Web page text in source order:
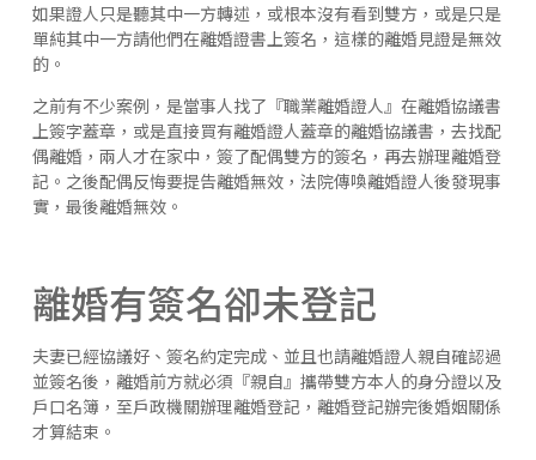
如果證人只是聽其中一方轉述，或根本沒有看到雙方，或是只是
單純其中一方請他們在離婚證書上簽名，這樣的離婚見證是無效
的。
之前有不少案例，是當事人找了『職業離婚證人』在離婚協議書
上簽字蓋章，或是直接買有離婚證人蓋章的離婚協議書，去找配
偶離婚，兩人才在家中，簽了配偶雙方的簽名，再去辦理離婚登
記。之後配偶反悔要提告離婚無效，法院傳喚離婚證人後發現事
實，最後離婚無效。
離婚有簽名卻未登記
夫妻已經協議好、簽名約定完成、並且也請離婚證人親自確認過
並簽名後，離婚前方就必須『親自』攜帶雙方本人的身分證以及
戶口名簿，至戶政機關辦理離婚登記，離婚登記辦完後婚姻關係
才算結束。